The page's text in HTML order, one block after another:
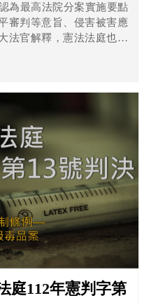
為最高法院分案實施要點
審判等意旨、侵害被害應
法官解釋，憲法法庭也與
庭112年憲判字第